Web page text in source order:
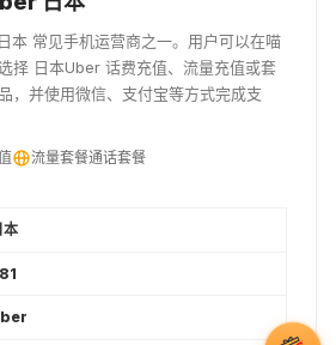
本 常见手机运营商之一。用户可以在喵
择 日本Uber 话费充值、流量充值或套
，并使用微信、支付宝等方式完成支
流量套餐通话套餐
本